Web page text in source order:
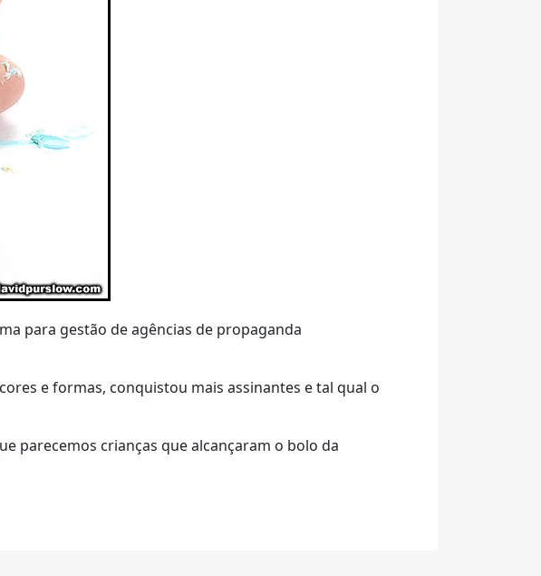
para gestão de agências de propaganda
e formas, conquistou mais assinantes e tal qual o
parecemos crianças que alcançaram o bolo da